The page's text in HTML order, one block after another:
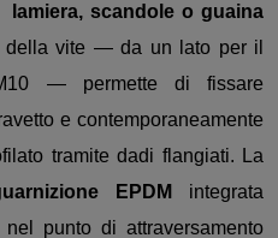
lamiera, scandole o guaina
della vite — da un lato per il
— permette di fissare
e contemporaneamente
tramite dadi flangiati. La
EPDM
integrata
punto di attraversamento